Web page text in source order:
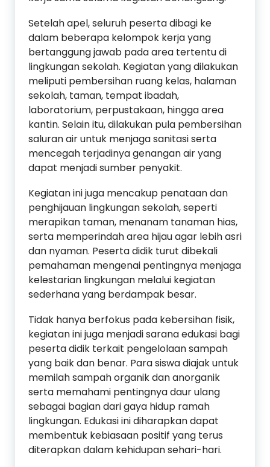
Setelah apel, seluruh peserta dibagi ke
dalam beberapa kelompok kerja yang
bertanggung jawab pada area tertentu di
lingkungan sekolah. Kegiatan yang dilakukan
meliputi pembersihan ruang kelas, halaman
sekolah, taman, tempat ibadah,
laboratorium, perpustakaan, hingga area
kantin. Selain itu, dilakukan pula pembersihan
saluran air untuk menjaga sanitasi serta
mencegah terjadinya genangan air yang
dapat menjadi sumber penyakit.
Kegiatan ini juga mencakup penataan dan
penghijauan lingkungan sekolah, seperti
merapikan taman, menanam tanaman hias,
serta memperindah area hijau agar lebih asri
dan nyaman. Peserta didik turut dibekali
pemahaman mengenai pentingnya menjaga
kelestarian lingkungan melalui kegiatan
sederhana yang berdampak besar.
Tidak hanya berfokus pada kebersihan fisik,
kegiatan ini juga menjadi sarana edukasi bagi
peserta didik terkait pengelolaan sampah
yang baik dan benar. Para siswa diajak untuk
memilah sampah organik dan anorganik
serta memahami pentingnya daur ulang
sebagai bagian dari gaya hidup ramah
lingkungan. Edukasi ini diharapkan dapat
membentuk kebiasaan positif yang terus
diterapkan dalam kehidupan sehari-hari.